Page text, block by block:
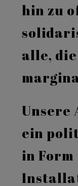
hin zu
alle,
Unsere
ein
in